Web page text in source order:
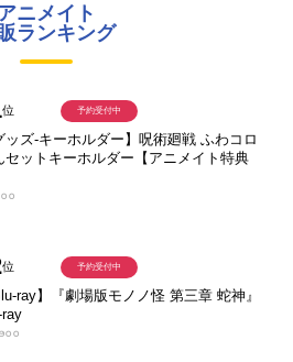
ニメイト
ランキング
位
ッズ-キーホルダー】呪術廻戦 ふわコロ
セットキーホルダー【アニメイト特典
予約受付中
位
ray】『劇場版モノノ怪 第三章 蛇神』
ray
予約受付中